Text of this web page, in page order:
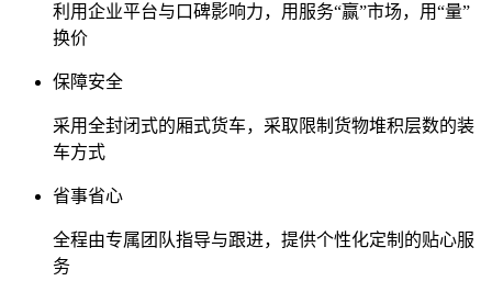
利用企业平台与口碑影响力，用服务“赢”市场，用“量”
换价
保障安全
采用全封闭式的厢式货车，采取限制货物堆积层数的装
车方式
省事省心
全程由专属团队指导与跟进，提供个性化定制的贴心服
务